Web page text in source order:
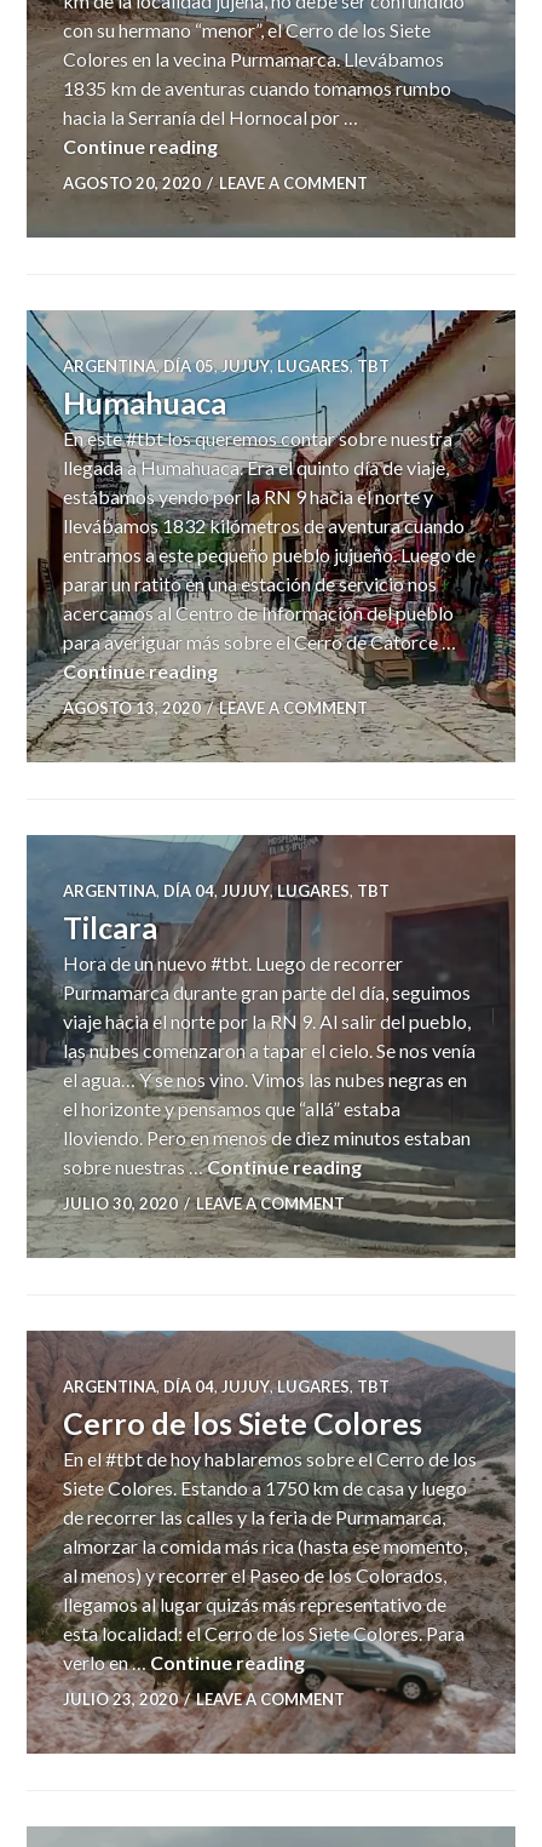
con su hermano “menor”, el Cerro de los Siete
Colores en la vecina Purmamarca. Llevábamos
1835 km de aventuras cuando tomamos rumbo
hacia la Serranía del Hornocal por …
Continue readingSerranías del Hornocal
AGOSTO 20, 2020 LEAVE A COMMENT
ARGENTINA,DÍA 05,JUJUY, LUGARES, TBT
Humahuaca
En este #tbt los queremos contar sobre nuestra
llegada a Humahuaca. Era el quinto día de viaje,
estábamos yendo por la RN 9 hacia el norte y
llevábamos 1832 kilómetros de aventura cuando
entramos a este pequeño pueblo jujueño. Luego de
parar un ratito en una estación de servicio nos
acercamos al Centro de Información del pueblo
para averiguar más sobre el Cerro de Catorce …
Continue readingHumahuaca
AGOSTO 13, 2020 LEAVE A COMMENT
ARGENTINA, DÍA 04, JUJUY,LUGARES, TBT
Tilcara
Hora de un nuevo #tbt. Luego de recorrer
Purmamarca durante gran parte del día, seguimos
viaje hacia el norte por la RN 9. Al salir del pueblo,
las nubes comenzaron a tapar el cielo. Se nos venía
el agua… Y se nos vino. Vimos las nubes negras en
el horizonte y pensamos que “allá” estaba
lloviendo. Pero en menos de diez minutos estaban
sobre nuestras …Continue readingTilcara
JULIO 30, 2020 LEAVE A COMMENT
ARGENTINA, DÍA 04,JUJUY,LUGARES,TBT
Cerro de los Siete Colores
En el #tbt de hoy hablaremos sobre el Cerro de los
Siete Colores. Estando a 1750 km de casa y luego
de recorrer las calles y la feria de Purmamarca,
almorzar la comida más rica (hasta ese momento,
al menos) y recorrer el Paseo de los Colorados,
llegamos al lugar quizás más representativo de
esta localidad: el Cerro de los Siete Colores. Para
verlo en … Continue readingCerro de los Siete Colores
JULIO 23, 2020 LEAVE A COMMENT